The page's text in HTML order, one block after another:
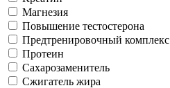
Магнезия
Повышение тестостерона
Предтренировочный комплекс
Протеин
Сахарозаменитель
Сжигатель жира